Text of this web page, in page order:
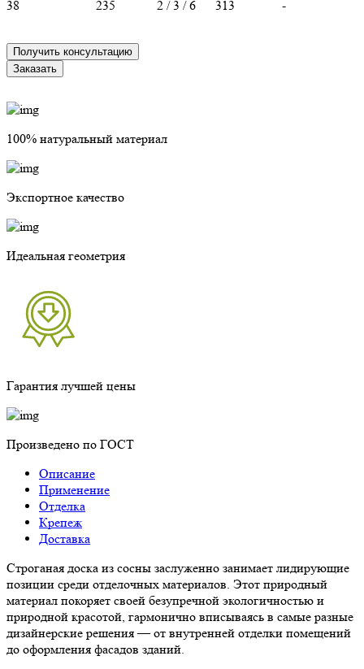
38 235 2 / 3 / 6 313 -
Получить консультацию
Заказать
100% натуральный материал
Экспортное качество
Идеальная геометрия
Гарантия лучшей цены
Произведено по ГОСТ
Описание
Применение
Отделка
Крепеж
Доставка
Строганая доска из сосны заслуженно занимает лидирующие
позиции среди отделочных материалов. Этот природный
материал покоряет своей безупречной экологичностью и
природной красотой, гармонично вписываясь в самые разные
дизайнерские решения — от внутренней отделки помещений
до оформления фасадов зданий.